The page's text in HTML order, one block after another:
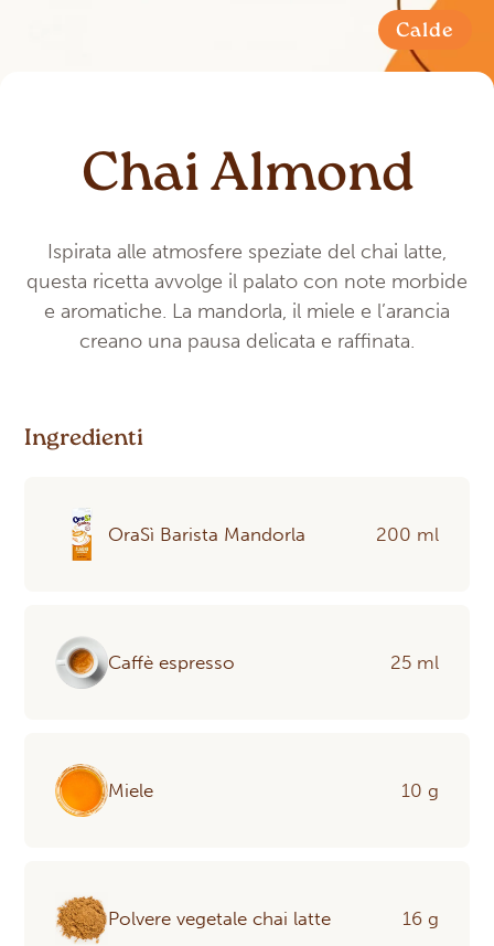
Calde
Chai Almond
Ispirata alle atmosfere speziate del chai latte,
questa ricetta avvolge il palato con note morbide
e aromatiche. La mandorla, il miele e l’arancia
creano una pausa delicata e raffinata.
Ingredienti
OraSì Barista Mandorla 200 ml
Caffè espresso 25 ml
Miele 10 g
Polvere vegetale chai latte 16 g